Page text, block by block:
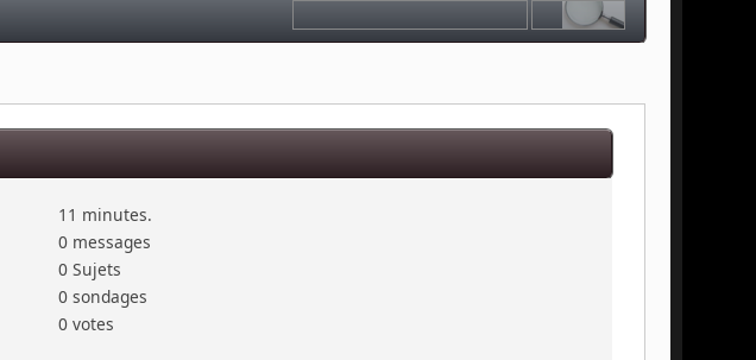
11 minutes.
0 messages
0 Sujets
0 sondages
0 votes